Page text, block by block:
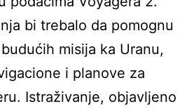
bi trebalo da pomognu
misija ka Uranu,
i planove za
Istraživanje, objavljeno